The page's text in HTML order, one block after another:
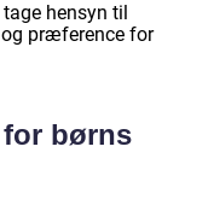
hensyn til
og præference for
børns